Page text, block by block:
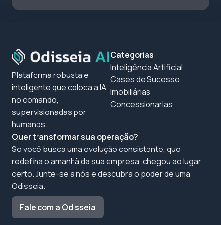
Plataforma robusta e
inteligente que coloca a IA
no comando,
supervisionadas por
humanos.
Categorias
Inteligência Artificial
Cases de Sucesso
Imobiliárias
Concessionarias
Quer transformar sua operação?
Se você busca uma evolução consistente, que
redefina o amanhã da sua empresa, chegou ao lugar
certo. Junte-se a nós e descubra o poder de uma
Odisseia.
Fale com a Odisseia